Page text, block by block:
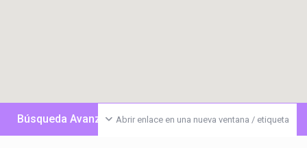
Abrir enlace en una nueva ventana / etiqueta
Búsqueda Avanzada